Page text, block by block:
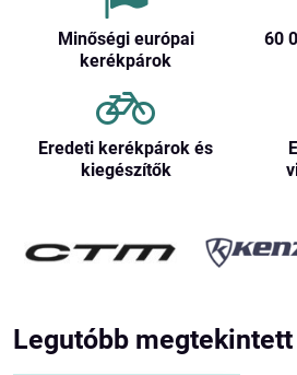
Minőségi európai
kerékpárok
60
Eredeti kerékpárok és
kiegészítők
Legutóbb